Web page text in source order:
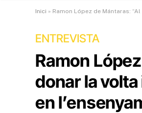
Inici » Ramon López de Mántaras:
ENTREVISTA
Ramon
donar la
en